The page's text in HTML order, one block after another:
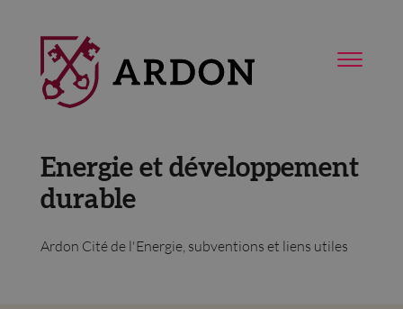
Energie et développement
durable
Ardon Cité de l'Energie, subventions et liens utiles